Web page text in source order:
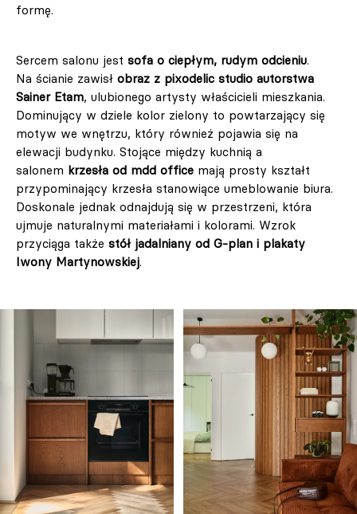
formę.
Sercem salonu jest sofa o ciepłym, rudym odcieniu.
Na ścianie zawisł obraz z pixodelic studio autorstwa
Sainer Etam, ulubionego artysty właścicieli mieszkania.
Dominujący w dziele kolor zielony to powtarzający się
motyw we wnętrzu, który również pojawia się na
elewacji budynku. Stojące między kuchnią a
salonem krzesła od mdd office mają prosty kształt
przypominający krzesła stanowiące umeblowanie biura.
Doskonale jednak odnajdują się w przestrzeni, która
ujmuje naturalnymi materiałami i kolorami. Wzrok
przyciąga także stół jadalniany od G-plan i plakaty
Iwony Martynowskiej.